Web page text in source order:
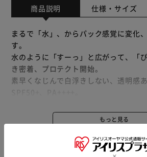
商品説明 仕様・サイズ
まるで「水」、からパック感覚に変化
す。
水のように「すーっ」と広がって、「
き密着、プロテクト開始。
素早くなじんで白浮きしない、透明感あ
ン）配合、せっけんで落とせます。
みずみずしいグリーンフルーティの香り
もっと見る
※製品は予告なく仕様を変更する場合
じめご了承ください。